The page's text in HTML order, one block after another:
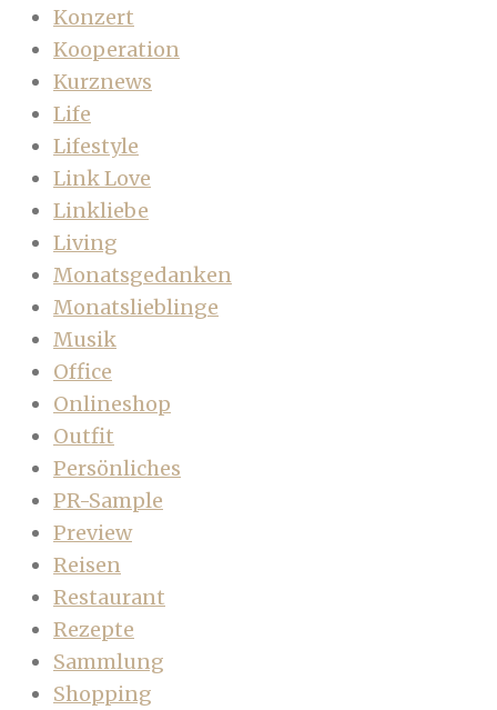
Konzert
Kooperation
Kurznews
Life
Lifestyle
Link Love
Linkliebe
Living
Monatsgedanken
Monatslieblinge
Musik
Office
Onlineshop
Outfit
Persönliches
PR-Sample
Preview
Reisen
Restaurant
Rezepte
Sammlung
Shopping